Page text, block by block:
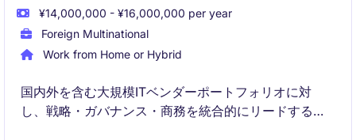
¥14,000,000 - ¥16,000,000 per year
Foreign Multinational
Work from Home or Hybrid
国内外を含む大規模ITベンダーポートフォリオに対
し、戦略・ガバナンス・商務を統合的にリードするポ